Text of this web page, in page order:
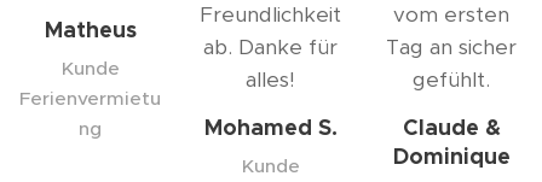
Matheus
Kunde
Ferienvermietu
ng
Freundlichkeit
ab. Danke für
alles!
Mohamed S.
Kunde
vom ersten
Tag an sicher
gefühlt.
Claude &
Dominique